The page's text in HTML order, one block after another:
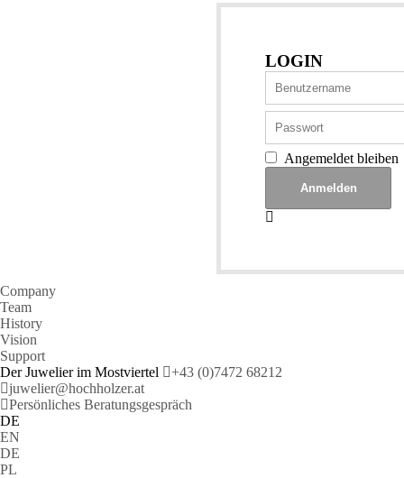
LOGIN
Angemeldet bleiben
Company
Team
History
Vision
Support
Der Juwelier im Mostviertel
+43 (0)7472 68212
juwelier@hochholzer.at
Persönliches Beratungsgespräch
DE
EN
DE
PL